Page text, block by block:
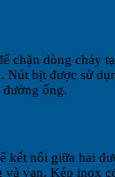
chặn dòng chảy
Nút bịt được sử
ống.
kết nối giữa hai
và van. Kép inox